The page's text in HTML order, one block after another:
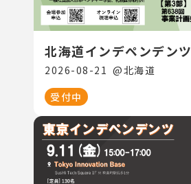
北海道インデペンデンツ
2026-08-21 @北海道
受付中